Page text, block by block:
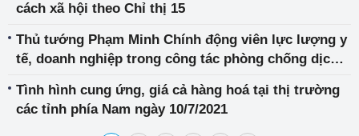
cách xã hội theo Chỉ thị 15
Thủ tướng Phạm Minh Chính động viên lực lượng y
tế, doanh nghiệp trong công tác phòng chống dịch
Tình hình cung ứng, giá cả hàng hoá tại thị trường
các tỉnh phía Nam ngày 10/7/2021